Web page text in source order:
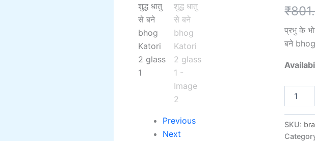
Previous
Next
₹
प्रभु के
बने
धातु
से
bhog
Katori
glass
quantity
SKU: